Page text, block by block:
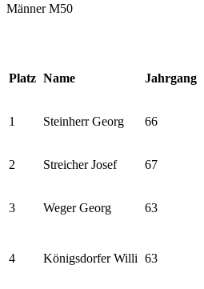
Männer M50
Platz Name Jahrgang
1 Steinherr Georg 66
2 Streicher Josef 67
3 Weger Georg 63
4 Königsdorfer Willi 63